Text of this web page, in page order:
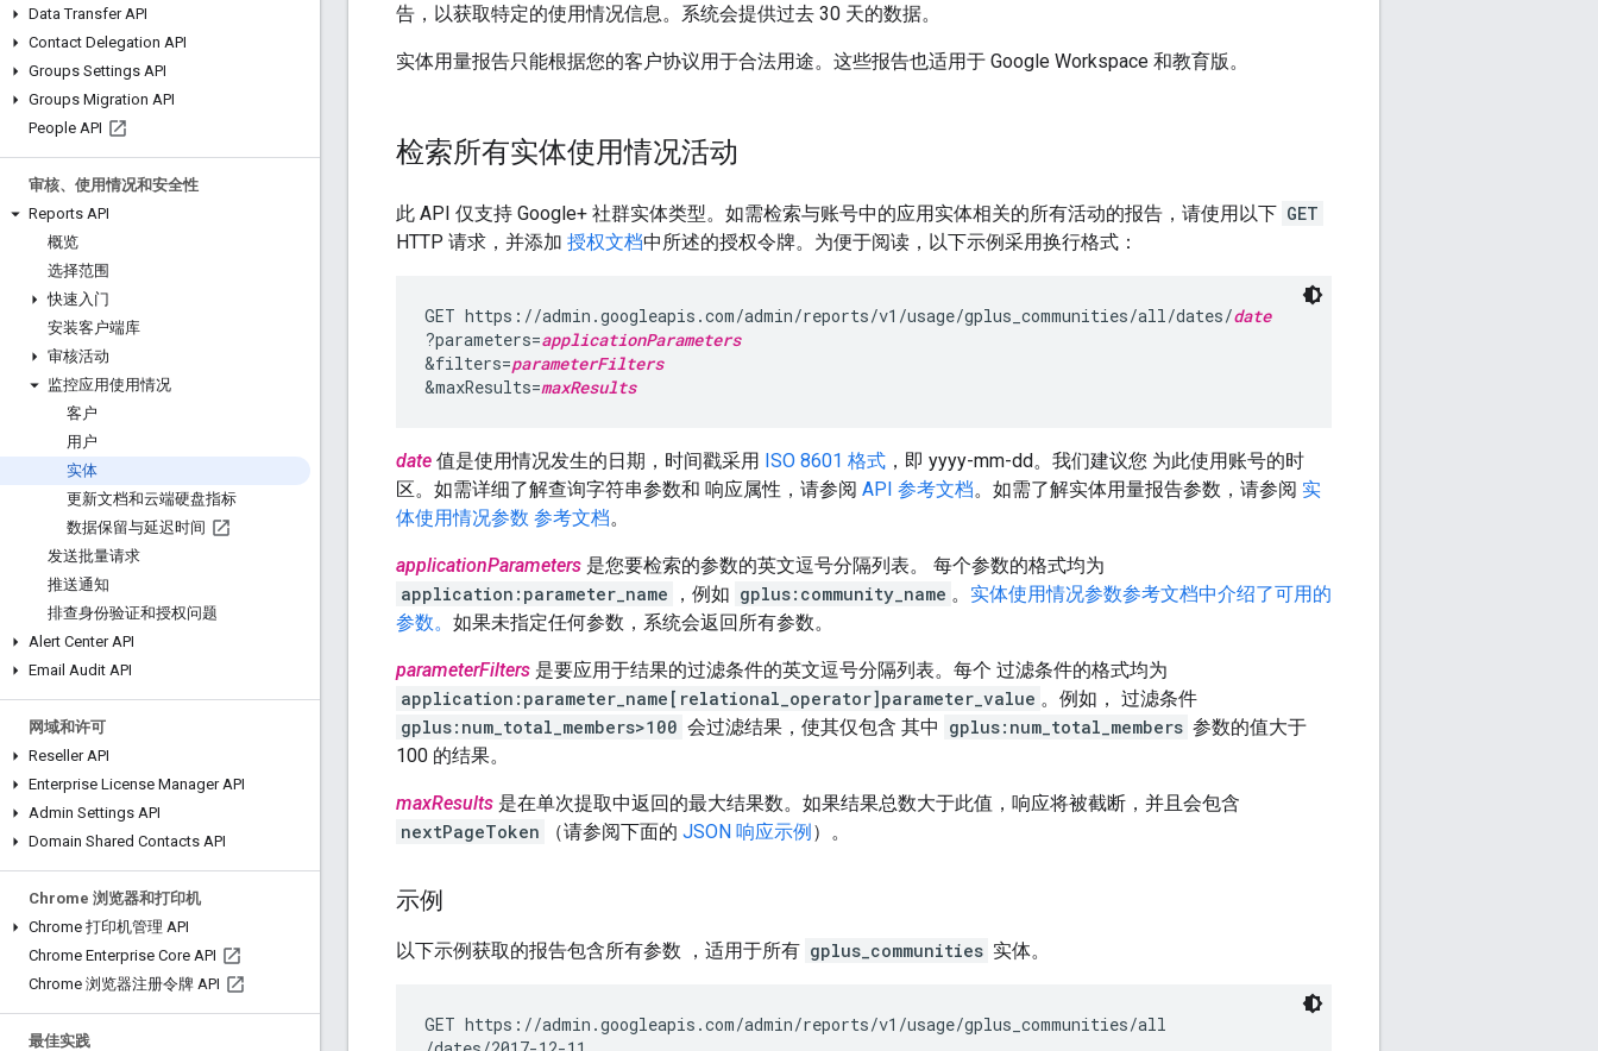
Data Transfer API
Contact Delegation API
Groups Settings API
Groups Migration API
People API
审核、使用情况和安全性
Reports API
概览
选择范围
快速入门
安装客户端库
审核活动
监控应用使用情况
客户
用户
实体
更新文档和云端硬盘指标
数据保留与延迟时间
发送批量请求
推送通知
排查身份验证和授权问题
Alert Center API
Email Audit API
网域和许可
Reseller API
Enterprise License Manager API
Admin Settings API
Domain Shared Contacts API
Chrome 浏览器和打印机
Chrome 打印机管理 API
Chrome Enterprise Core API
Chrome 浏览器注册令牌 API
最佳实践
告，以获取特定的使用情况信息。系统会提供过去 30 天的数据。
实体用量报告只能根据您的客户协议用于合法用途。这些报告也适用于 Google Workspace 和教育版。
检索所有实体使用情况活动
此 API 仅支持 Google+ 社群实体类型。如需检索与账号中的应用实体相关的所有活动的报告，请使用以下 GET
HTTP 请求，并添加 授权文档中所述的授权令牌。为便于阅读，以下示例采用换行格式：
GET https://admin.googleapis.com/admin/reports/v1/usage/gplus_communities/all/dates/date
?parameters=applicationParameters
&filters=parameterFilters
&maxResults=maxResults
date 值是使用情况发生的日期，时间戳采用 ISO 8601 格式 ，即 yyyy-mm-dd。我们建议您 为此使用账号的时
区。如需详细了解查询字符串参数和 响应属性，请参阅 API 参考文档。如需了解实体用量报告参数，请参阅 实
体使用情况参数 参考文档。
applicationParameters 是您要检索的参数的英文逗号分隔列表。 每个参数的格式均为
application:parameter_name
，例如 gplus:community_name 。 实体使用情况参数参考文档中介绍了可用的
参数。 如果未指定任何参数，系统会返回所有参数。
parameterFilters 是要应用于结果的过滤条件的英文逗号分隔列表。每个 过滤条件的格式均为
application:parameter_name[relational_operator]parameter_value 。例如， 过滤条件
gplus:num_total_members>100 会过滤结果，使其仅包含 其中 gplus:num_total_members 参数的值大于
100 的结果。
maxResults 是在单次提取中返回的最大结果数。如果结果总数大于此值，响应将被截断，并且会包含
nextPageToken
（请参阅下面的 JSON 响应示例）。
示例
以下示例获取的报告包含所有参数 ，适用于所有 gplus_communities 实体。
GET https://admin.googleapis.com/admin/reports/v1/usage/gplus_communities/all